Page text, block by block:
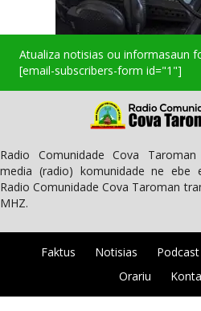
Atualiza notisias ou informasaun
[email-subscribers-form id="1"]
Radio Comunidade Cova
media (radio) komunidade ne ebe
Radio Comunidade Cova Taroman
MHZ.
Faktus Notisias Podcast
Orariu